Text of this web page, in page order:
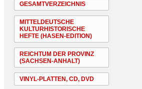
GESAMTVERZEICHNIS
MITTELDEUTSCHE
KULTURHISTORISCHE
HEFTE (HASEN-EDITION)
REICHTUM DER PROVINZ
(SACHSEN-ANHALT)
VINYL-PLATTEN, CD, DVD